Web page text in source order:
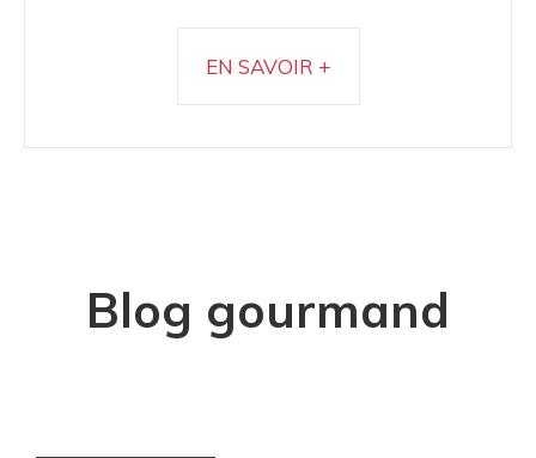
EN SAVOIR +
Blog gourmand